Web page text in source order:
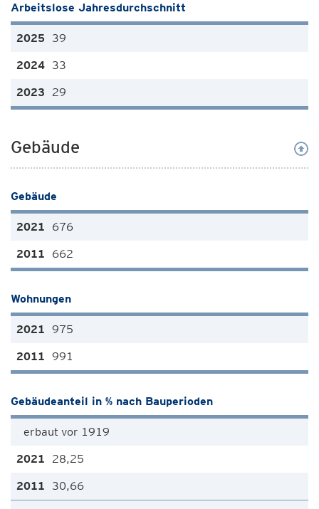
Arbeitslose Jahresdurchschnitt
39
33
29
Gebäude
Gebäude
676
662
Wohnungen
975
991
Gebäudeanteil in % nach Bauperioden
erbaut vor 1919
28,25
30,66